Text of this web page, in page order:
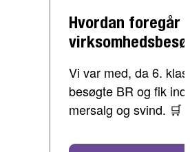
Hvordan foregår
Vi var med, da 6.
besøgte BR og fik
mersalg og svind. 🛒